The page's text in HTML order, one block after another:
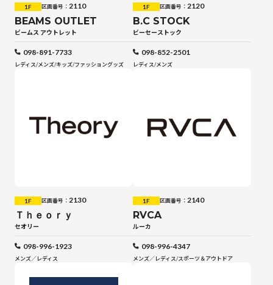
1F 区画番号： 2110
BEAMS OUTLET
ビームス アウトレット
098-891-7733
レディス/メンズ/キッズ/ファッショングッズ
1F 区画番号： 2120
B.C STOCK
ビーセーストック
098-852-2501
レディス/メンズ
1F 区画番号： 2130
Ｔｈｅｏｒｙ
セオリー
098-996-1923
メンズ／レディス
1F 区画番号： 2140
RVCA
ルーカ
098-996-4347
メンズ／レディス/スポーツ＆アウトドア